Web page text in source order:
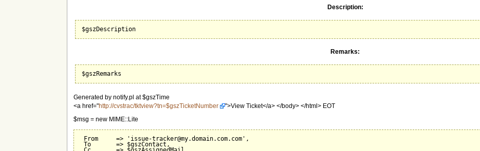
Description:
$gszDescription
Remarks:
$gszRemarks
Generated by notify.pl at $gszTime
<a href="http://cvstrac/tktview?tn=$gszTicketNumber
">View Ticket</a> </body> </html> EOT
$msg = new MIME::Lite
From     => 'issue-tracker@my.domain.com.com',
To       => $gszContact,